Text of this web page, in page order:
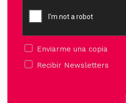
Enviarme una copia
Recibir Newsletters